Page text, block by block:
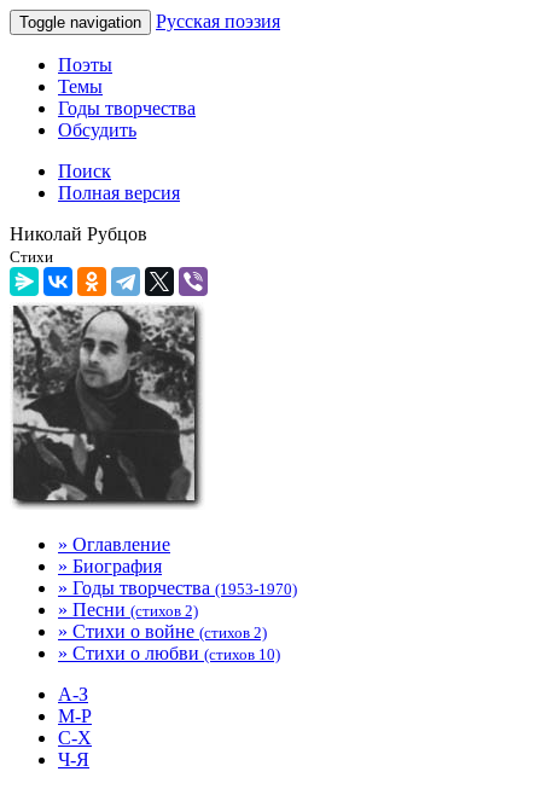
Toggle navigation Русская поэзия
Поэты
Темы
Годы творчества
Обсудить
Поиск
Полная версия
Николай Рубцов
Стихи
» Оглавление
» Биография
» Годы творчества (1953-1970)
» Песни (стихов 2)
» Стихи о войне (стихов 2)
» Стихи о любви (стихов 10)
А-З
М-Р
С-Х
Ч-Я